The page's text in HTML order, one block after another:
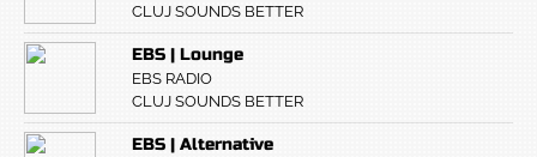
CLUJ SOUNDS BETTER
EBS | Lounge
EBS RADIO
CLUJ SOUNDS BETTER
EBS | Alternative